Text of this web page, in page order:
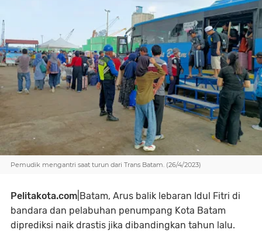
Pemudik mengantri saat turun dari Trans Batam. (26/4/2023)
Pelitakota.com |Batam, Arus balik lebaran Idul Fitri di
bandara dan pelabuhan penumpang Kota Batam
diprediksi naik drastis jika dibandingkan tahun lalu.